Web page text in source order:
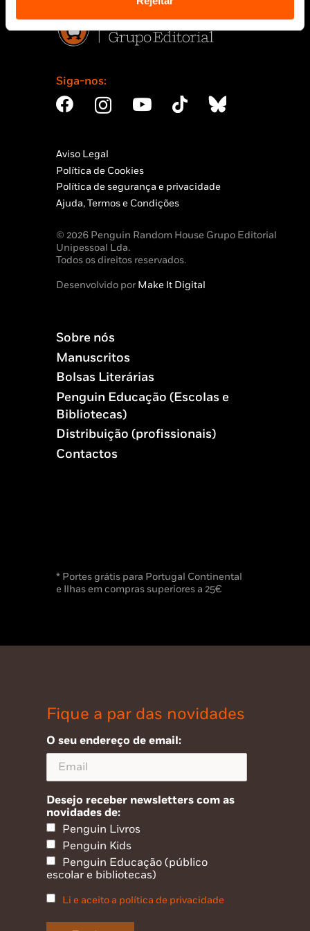
Siga-nos:
Aviso Legal
Política de Cookies
Política de segurança e privacidade
Ajuda, Termos e Condições
© 2026 Penguin Random House Grupo Editorial
Unipessoal Lda.
Todos os direitos reservados.
Desenvolvido porMake It Digital
Sobre nós
Manuscritos
Bolsas Literárias
Penguin Educação (Escolas e
Bibliotecas)
Distribuição (profissionais)
Contactos
* Portes grátis para Portugal Continental
e Ilhas em compras superiores a 25€
Fique a par das novidades
O seu endereço de email:
Desejo receber newsletters com as
novidades de:
Penguin Livros
Penguin Kids
Penguin Educação (público
escolar e bibliotecas)
Li e aceito a política de privacidade